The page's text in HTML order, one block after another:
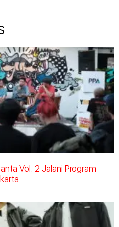
Vol. 2 Jalani Program